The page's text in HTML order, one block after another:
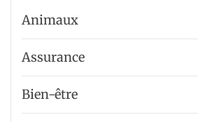
Animaux
Assurance
Bien-être